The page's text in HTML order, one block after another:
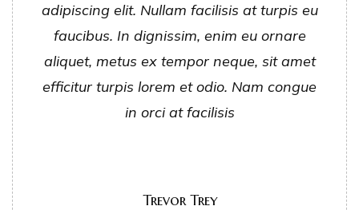
adipiscing elit. Nullam facilisis at turpis eu
faucibus. In dignissim, enim eu ornare
aliquet, metus ex tempor neque, sit amet
efficitur turpis lorem et odio. Nam congue
in orci at facilisis
Trevor Trey